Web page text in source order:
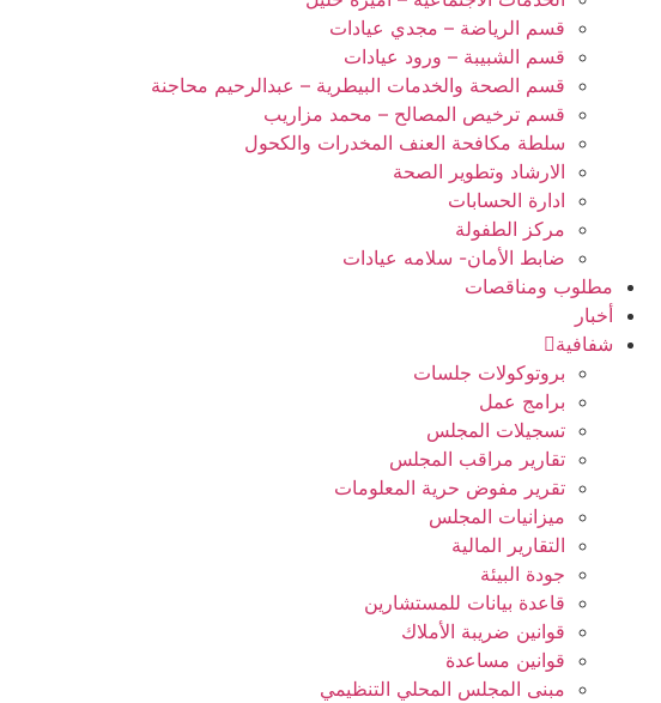
قسم الرياضة – مجدي عيادات
قسم الشبيبة – ورود عيادات
قسم الصحة والخدمات البيطرية – عبدالرحيم محاجنة
قسم ترخيص المصالح – محمد مزاريب
سلطة مكافحة العنف المخدرات والكحول
الارشاد وتطوير الصحة
ادارة الحسابات
مركز الطفولة
ضابط الأمان- سلامه عيادات
مطلوب ومناقصات
أخبار
شفافية
بروتوكولات جلسات
برامج عمل
تسجيلات المجلس
تقارير مراقب المجلس
تقرير مفوض حرية المعلومات
ميزانيات المجلس
التقارير المالية
جودة البيئة
قاعدة بيانات للمستشارين
قوانين ضريبة الأملاك
قوانين مساعدة
مبنى المجلس المحلي التنظيمي